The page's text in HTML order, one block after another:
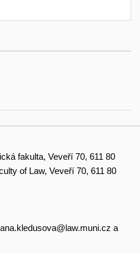
fakulta, Veveří 70, 611 80
of Law, Veveří 70, 611 80
a